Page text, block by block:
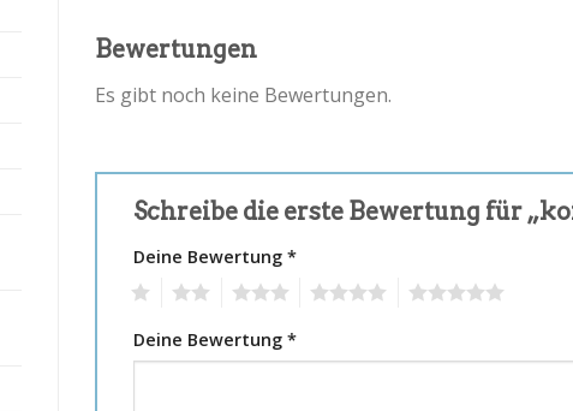
Bewertungen
Es gibt noch keine Bewertungen.
Schreibe die erste Bewertung für
Deine Bewertung *
Deine Bewertung *